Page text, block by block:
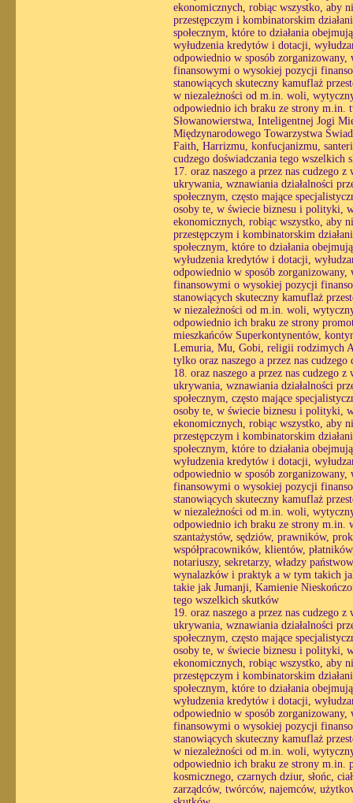
ekonomicznych, robiąc wszystko, aby
przestępczym i kombinatorskim
społecznym, które to działania
wyłudzenia kredytów i dotacji,
odpowiednio w sposób
finansowymi o wysokiej pozycji
stanowiących skuteczny kamuflaż
w niezależności od m.in. woli,
odpowiednio ich braku ze strony m.in.
Słowanowierstwa, Inteligentnej Jogi
Międzynarodowego Towarzystwa
Faith, Harrizmu, konfucjanizmu,
cudzego doświadczania tego wszelkich
17. oraz naszego a przez nas cudzego
ukrywania, wznawiania działalności
społecznym, często mające
osoby te, w świecie biznesu i polityki,
ekonomicznych, robiąc wszystko, aby
przestępczym i kombinatorskim
społecznym, które to działania
wyłudzenia kredytów i dotacji,
odpowiednio w sposób
finansowymi o wysokiej pozycji
stanowiących skuteczny kamuflaż
w niezależności od m.in. woli,
odpowiednio ich braku ze strony
mieszkańców Superkontynentów,
Lemuria, Mu, Gobi, religii rodzimych
tylko oraz naszego a przez nas
18. oraz naszego a przez nas cudzego
ukrywania, wznawiania działalności
społecznym, często mające
osoby te, w świecie biznesu i polityki,
ekonomicznych, robiąc wszystko, aby
przestępczym i kombinatorskim
społecznym, które to działania
wyłudzenia kredytów i dotacji,
odpowiednio w sposób
finansowymi o wysokiej pozycji
stanowiących skuteczny kamuflaż
w niezależności od m.in. woli,
odpowiednio ich braku ze strony m.in.
szantażystów, sędziów, prawników,
współpracowników, klientów,
notariuszy, sekretarzy, władzy
wynalazków i praktyk a w tym takich
takie jak Jumanji, Kamienie
tego wszelkich skutków
19. oraz naszego a przez nas cudzego
ukrywania, wznawiania działalności
społecznym, często mające
osoby te, w świecie biznesu i polityki,
ekonomicznych, robiąc wszystko, aby
przestępczym i kombinatorskim
społecznym, które to działania
wyłudzenia kredytów i dotacji,
odpowiednio w sposób
finansowymi o wysokiej pozycji
stanowiących skuteczny kamuflaż
w niezależności od m.in. woli,
odpowiednio ich braku ze strony m.in.
kosmicznego, czarnych dziur, słońc,
zarządców, twórców, najemców,